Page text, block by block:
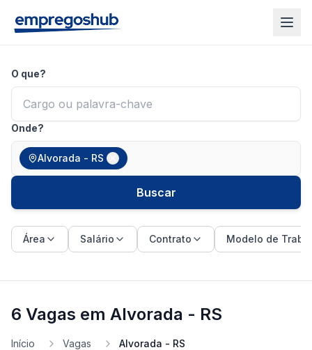
O que?
Onde?
Alvorada - RS
Buscar
Área Salário Contrato Modelo de
6 Vagas em Alvorada - RS
Início Vagas Alvorada - RS